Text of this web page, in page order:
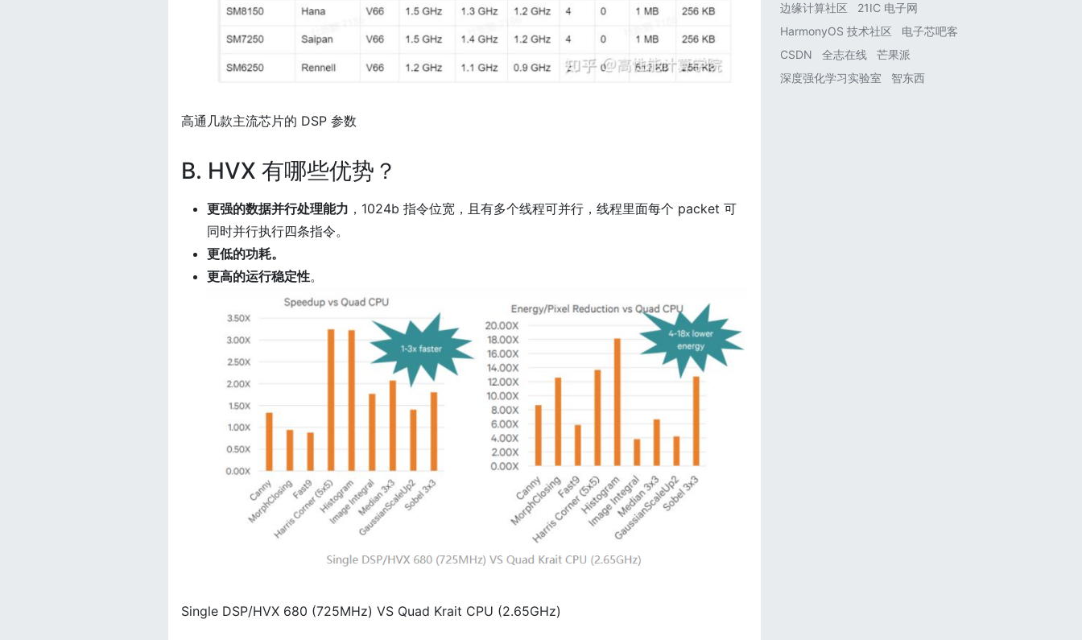
高通几款主流芯片的 DSP 参数
B. HVX 有哪些优势？
更强的数据并行处理能力 ，1024b 指令位宽，且有多个线程可并行，线程里面每个 packet 可
同时并行执行四条指令。
更低的功耗。
更高的运行稳定性。
Single DSP/HVX 680 (725MHz) VS Quad Krait CPU (2.65GHz)
边缘计算社区
21IC 电子网
HarmonyOS 技术社区
电子芯吧客
CSDN
全志在线
芒果派
深度强化学习实验室
智东西